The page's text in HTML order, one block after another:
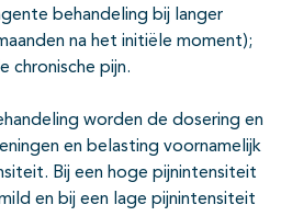
behandeling bij langer
na het initiële moment);
chronische pijn.
worden de dosering en
en belasting voornamelijk
Bij een hoge pijnintensiteit
en bij een lage pijnintensiteit